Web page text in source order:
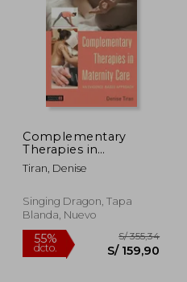
55%
dcto.
Complementary
Therapies in
Maternity Care: An
Evidence-Based
Tiran, Denise
Singing Dragon, Tapa
Blanda, Nuevo